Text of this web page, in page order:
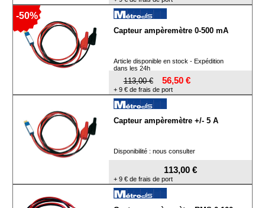
-50%
Capteur ampèremètre 0-500 mA
Article disponible en stock - Expédition
dans les 24h
113,00 € 56,50 €
+ 9 € de frais de port
Capteur ampèremètre +/- 5 A
Disponibilité : nous consulter
113,00 €
+ 9 € de frais de port